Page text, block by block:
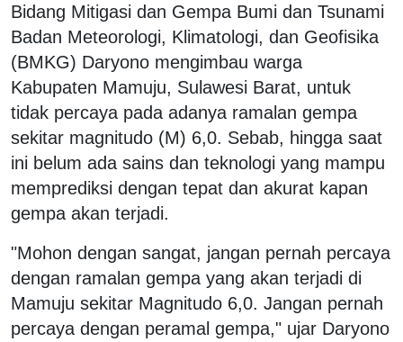
Bidang Mitigasi dan Gempa Bumi dan Tsunami
Badan Meteorologi, Klimatologi, dan Geofisika
(BMKG) Daryono mengimbau warga
Kabupaten Mamuju, Sulawesi Barat, untuk
tidak percaya pada adanya ramalan gempa
sekitar magnitudo (M) 6,0. Sebab, hingga saat
ini belum ada sains dan teknologi yang mampu
memprediksi dengan tepat dan akurat kapan
gempa akan terjadi.
"Mohon dengan sangat, jangan pernah percaya
dengan ramalan gempa yang akan terjadi di
Mamuju sekitar Magnitudo 6,0. Jangan pernah
percaya dengan peramal gempa," ujar Daryono